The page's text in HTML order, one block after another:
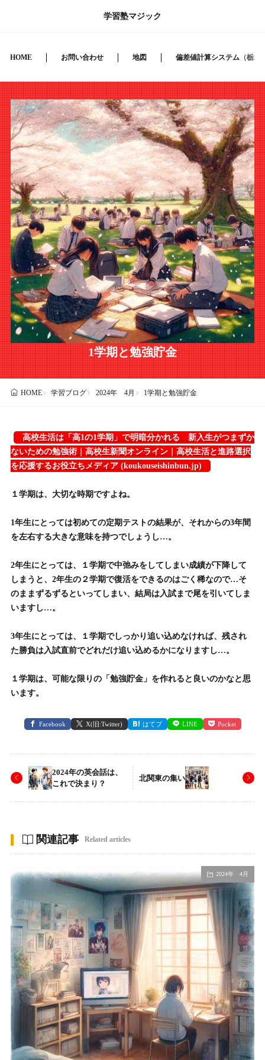
学習塾マジック
HOME お問い合わせ 地図 偏差値計算システム（栃
1学期と勉強貯金
HOME 学習ブログ 2024年 4月 1学期と勉強貯金
高校生活は「高1の1学期」で明暗分かれる 新入生がつまずか
ないための勉強術｜高校生新聞オンライン｜高校生活と進路選択
を応援するお役立ちメディア (koukouseishinbun.jp)
１学期は、大切な時期ですよね。
1年生にとっては初めての定期テストの結果が、それからの3年間
を左右する大きな意味を持つでしょうし…。
2年生にとっては、１学期で中弛みをしてしまい成績が下降して
しまうと、2年生の２学期で復活をできるのはごく稀なので…そ
のままずるずるといってしまい、結局は入試まで尾を引いてしま
いますし…。
3年生にとっては、１学期でしっかり追い込めなければ、残され
た勝負は入試直前でどれだけ追い込めるかになりますし…。
１学期は、可能な限りの「勉強貯金」を作れると良いのかなと思
います。
Facebook X(旧:Twitter) はてブ LINE Pocket
2024年の英会話は、
これで決まり？
北関東の集い
関連記事 Related articles
2024年 4月